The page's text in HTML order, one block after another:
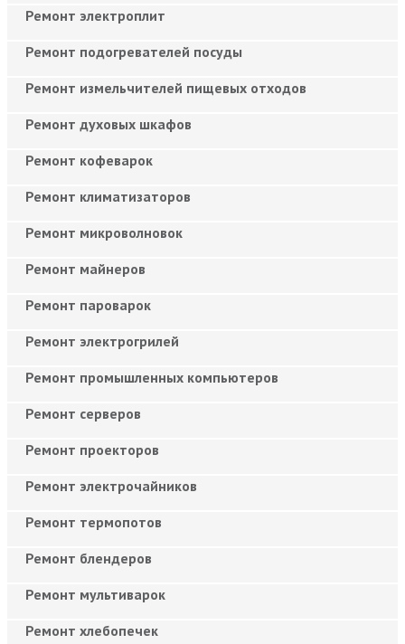
Ремонт электроплит
Ремонт подогревателей посуды
Ремонт измельчителей пищевых отходов
Ремонт духовых шкафов
Ремонт кофеварок
Ремонт климатизаторов
Ремонт микроволновок
Ремонт майнеров
Ремонт пароварок
Ремонт электрогрилей
Ремонт промышленных компьютеров
Ремонт серверов
Ремонт проекторов
Ремонт электрочайников
Ремонт термопотов
Ремонт блендеров
Ремонт мультиварок
Ремонт хлебопечек